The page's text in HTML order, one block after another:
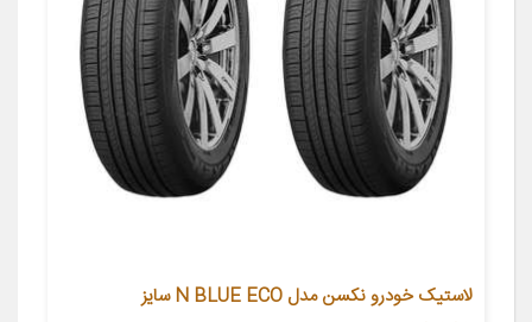
لاستیک خودرو نکسن مدل N BLUE ECO سایز